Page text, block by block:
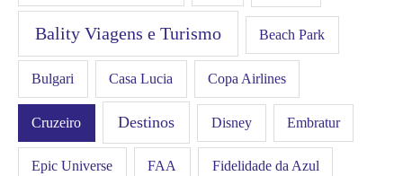
Bality Viagens e Turismo Beach Park
Bulgari Casa Lucia Copa Airlines
Cruzeiro Destinos Disney Embratur
Epic Universe FAA Fidelidade da Azul